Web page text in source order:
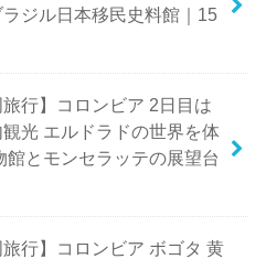
ジル日本移民史料館｜15
旅行】コロンビア 2日目は
光 エルドラドの世界を体
館とモンセラッテの展望台
旅行】コロンビア ボゴタ 黄